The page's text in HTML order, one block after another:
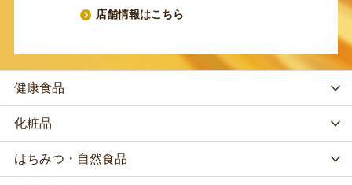
店舗情報はこちら
健康食品
化粧品
はちみつ・自然食品